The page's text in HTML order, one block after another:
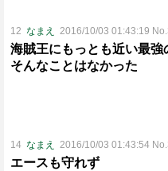
12 なまえ 2016/10/03 01:43:19
海賊王にもっとも近い最
そんなことはなかった
14 なまえ 2016/10/03 01:43:54
エースも守れず